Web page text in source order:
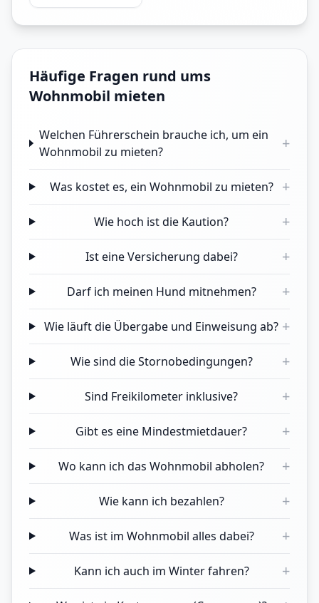
Häufige Fragen rund ums
Wohnmobil mieten
Welchen Führerschein brauche ich, um ein
Wohnmobil zu mieten?
+
Was kostet es, ein Wohnmobil zu mieten? +
Wie hoch ist die Kaution? +
Ist eine Versicherung dabei? +
Darf ich meinen Hund mitnehmen? +
Wie läuft die Übergabe und Einweisung ab? +
Wie sind die Stornobedingungen? +
Sind Freikilometer inklusive? +
Gibt es eine Mindestmietdauer? +
Wo kann ich das Wohnmobil abholen? +
Wie kann ich bezahlen? +
Was ist im Wohnmobil alles dabei? +
Kann ich auch im Winter fahren? +